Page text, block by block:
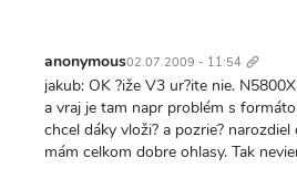
anonymous02.07.2009 - 11:54 odkaz
jakub: OK ?iže V3 ur?ite nie.
a vraj je tam napr problém s
chcel dáky vloži? a pozrie?
mám celkom dobre ohlasy. Tak